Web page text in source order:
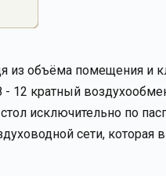
из объёма помещения и
12 кратный
исключительно по
сети, которая